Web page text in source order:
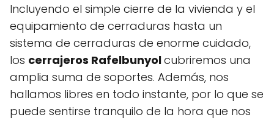
Incluyendo el simple cierre de la vivienda y el
equipamiento de cerraduras hasta un
sistema de cerraduras de enorme cuidado,
los cerrajeros Rafelbunyolcubriremos una
amplia suma de soportes. Además, nos
hallamos libres en todo instante, por lo que se
puede sentirse tranquilo de la hora que nos